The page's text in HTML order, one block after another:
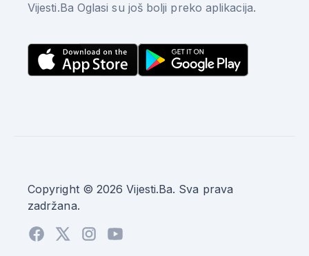
Vijesti.Ba Oglasi su još bolji preko aplikacija.
Copyright © 2026 Vijesti.Ba. Sva prava
zadržana.